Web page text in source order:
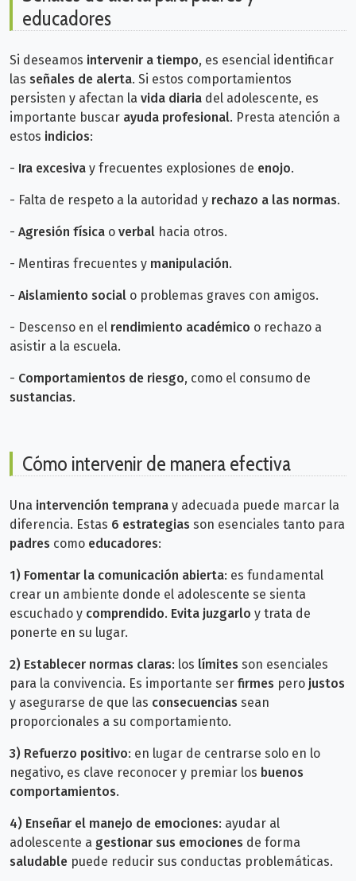
educadores
Si deseamos intervenir a tiempo, es esencial identificar
las señales de alerta. Si estos comportamientos
persisten y afectan la vida diaria del adolescente, es
importante buscar ayuda profesional. Presta atención a
estos indicios:
- Ira excesiva y frecuentes explosiones de enojo.
- Falta de respeto a la autoridad y rechazo a las normas.
- Agresión física o verbal hacia otros.
- Mentiras frecuentes y manipulación.
- Aislamiento social o problemas graves con amigos.
- Descenso en el rendimiento académico o rechazo a
asistir a la escuela.
- Comportamientos de riesgo, como el consumo de
sustancias.
Cómo intervenir de manera efectiva
Una intervención temprana y adecuada puede marcar la
diferencia. Estas 6 estrategias son esenciales tanto para
padres como educadores:
1) Fomentar la comunicación abierta: es fundamental
crear un ambiente donde el adolescente se sienta
escuchado y comprendido. Evita juzgarlo y trata de
ponerte en su lugar.
2) Establecer normas claras: los límites son esenciales
para la convivencia. Es importante ser firmes pero justos
y asegurarse de que las consecuencias sean
proporcionales a su comportamiento.
3) Refuerzo positivo: en lugar de centrarse solo en lo
negativo, es clave reconocer y premiar los buenos
comportamientos.
4) Enseñar el manejo de emociones: ayudar al
adolescente a gestionar sus emociones de forma
saludable puede reducir sus conductas problemáticas.